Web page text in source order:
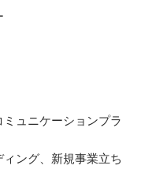
ュニケーションプラ
ィング、新規事業立ち